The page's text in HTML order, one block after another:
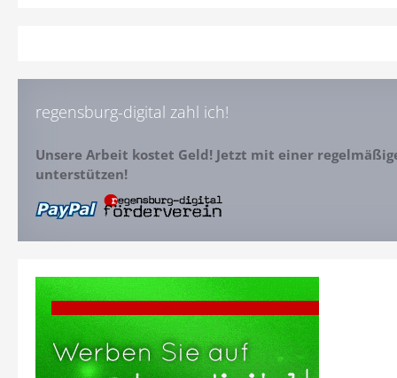
regensburg-digital zahl ich!
Unsere Arbeit kostet Geld! Jetzt mit einer
unterstützen!